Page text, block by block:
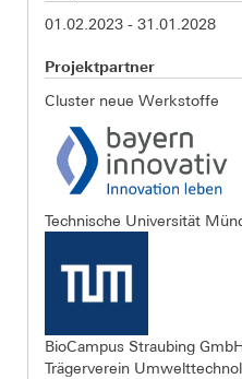
01.02.2023 - 31.01.2028
Projektpartner
Cluster neue Werkstoffe
Technische Universität
BioCampus Straubing
Trägerverein